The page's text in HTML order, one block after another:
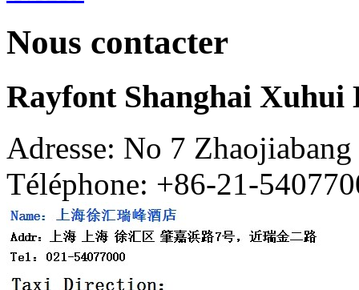
Nous contacter
Rayfont Shanghai Xuhui
Adresse: No 7
Téléphone: +86-21-